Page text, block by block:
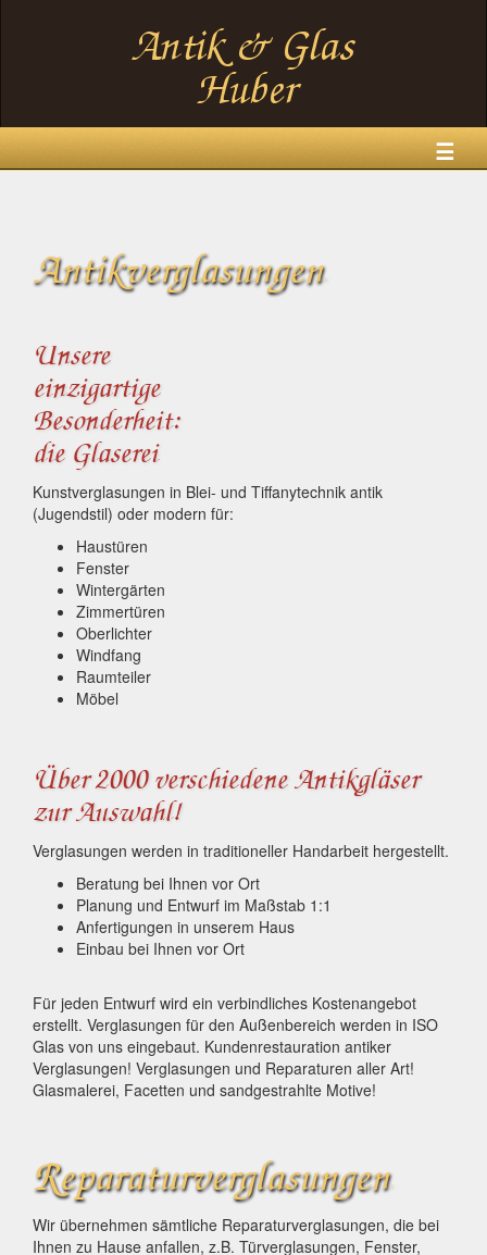
☰
Antikverglasungen
Unsere
einzigartige
Besonderheit:
die Glaserei
Kunstverglasungen in Blei- und Tiffanytechnik antik
(Jugendstil) oder modern für:
Haustüren
Fenster
Wintergärten
Zimmertüren
Oberlichter
Windfang
Raumteiler
Möbel
Über 2000 verschiedene Antikgläser
zur Auswahl!
Verglasungen werden in traditioneller Handarbeit hergestellt.
Beratung bei Ihnen vor Ort
Planung und Entwurf im Maßstab 1:1
Anfertigungen in unserem Haus
Einbau bei Ihnen vor Ort
Für jeden Entwurf wird ein verbindliches Kostenangebot
erstellt. Verglasungen für den Außenbereich werden in ISO
Glas von uns eingebaut. Kundenrestauration antiker
Verglasungen! Verglasungen und Reparaturen aller Art!
Glasmalerei, Facetten und sandgestrahlte Motive!
Reparaturverglasungen
Wir übernehmen sämtliche Reparaturverglasungen, die bei
Ihnen zu Hause anfallen, z.B. Türverglasungen, Fenster,